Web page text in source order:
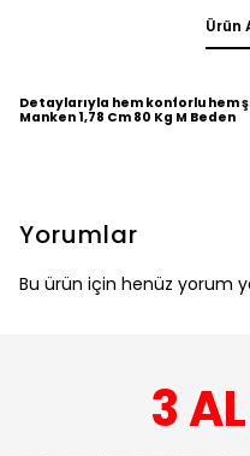
Ürün
Detaylarıyla hem konforlu hem
Manken 1,78 Cm 80 Kg M Beden
Yorumlar
Bu ürün için henüz yorum
3